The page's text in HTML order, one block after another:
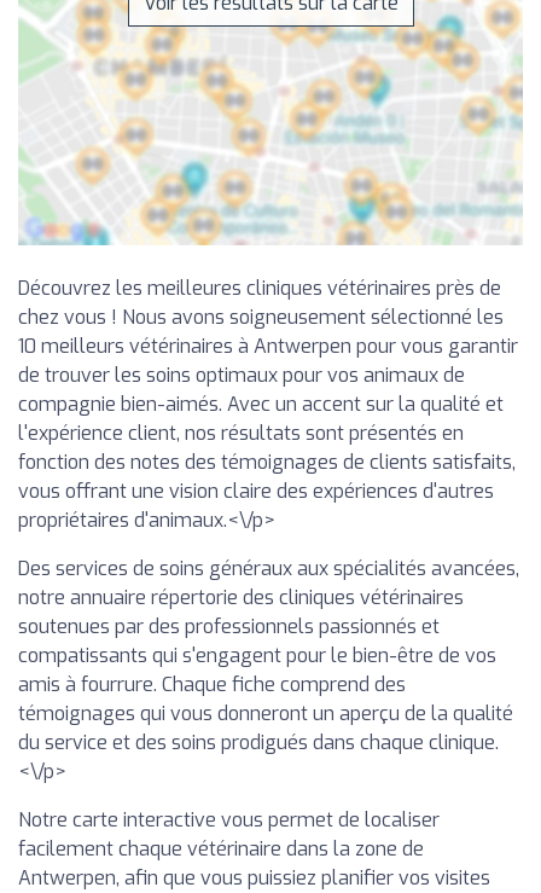
Découvrez les meilleures cliniques vétérinaires près de
chez vous ! Nous avons soigneusement sélectionné les
10 meilleurs vétérinaires à Antwerpen pour vous garantir
de trouver les soins optimaux pour vos animaux de
compagnie bien-aimés. Avec un accent sur la qualité et
l'expérience client, nos résultats sont présentés en
fonction des notes des témoignages de clients satisfaits,
vous offrant une vision claire des expériences d'autres
propriétaires d'animaux.<\/p>
Des services de soins généraux aux spécialités avancées,
notre annuaire répertorie des cliniques vétérinaires
soutenues par des professionnels passionnés et
compatissants qui s'engagent pour le bien-être de vos
amis à fourrure. Chaque fiche comprend des
témoignages qui vous donneront un aperçu de la qualité
du service et des soins prodigués dans chaque clinique.
<\/p>
Notre carte interactive vous permet de localiser
facilement chaque vétérinaire dans la zone de
Antwerpen, afin que vous puissiez planifier vos visites